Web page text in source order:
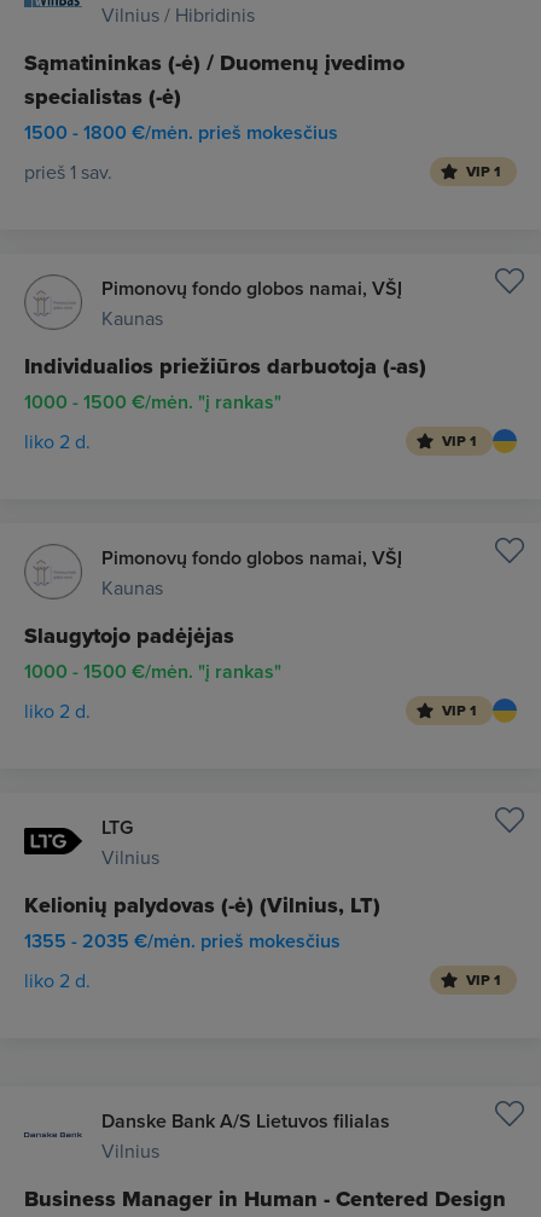
Vilnius / Hibridinis
Sąmatininkas (-ė) / Duomenų įvedimo
specialistas (-ė)
1500 - 1800 €/mėn. prieš mokesčius
prieš 1 sav. VIP 1
Pimonovų fondo globos namai, VŠĮ
Kaunas
Individualios priežiūros darbuotoja (-as)
1000 - 1500 €/mėn. "į rankas"
liko 2 d. VIP 1
Pimonovų fondo globos namai, VŠĮ
Kaunas
Slaugytojo padėjėjas
1000 - 1500 €/mėn. "į rankas"
liko 2 d. VIP 1
LTG
Vilnius
Kelionių palydovas (-ė) (Vilnius, LT)
1355 - 2035 €/mėn. prieš mokesčius
liko 2 d. VIP 1
Danske Bank A/S Lietuvos filialas
Vilnius
Business Manager in Human - Centered Design